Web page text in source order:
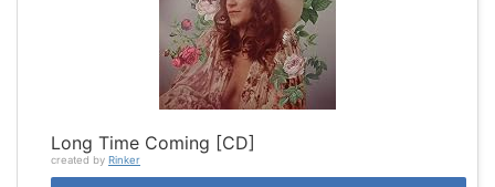
Long Time Coming [CD]
created by Rinker